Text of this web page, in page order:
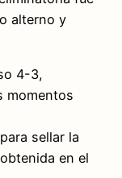
alterno y
4-3,
momentos
sellar la
en el